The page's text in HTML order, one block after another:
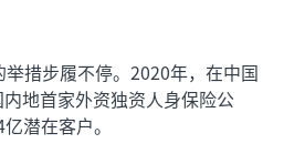
措步履不停。2020年，在中国
地首家外资独资人身保险公
潜在客户。